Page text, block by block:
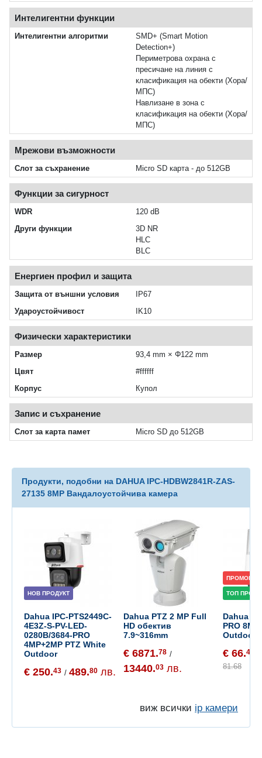
Интелигентни функции
Интелигентни алгоритми
SMD+ (Smart Motion
Detection+)
Периметрова охрана с
пресичане на линия с
класификация на обекти (Хора/
МПС)
Навлизане в зона с
класификация на обекти (Хора/
МПС)
Мрежови възможности
Слот за съхранение Micro SD карта - до 512GB
Функции за сигурност
WDR
120 dB
Други функции
3D NR
HLC
BLC
Енергиен профил и защита
Защита от външни условия
IP67
Удароустойчивост
IK10
Физически характеристики
Размер
93,4 mm × Φ122 mm
Цвят
#ffffff
Корпус
Купол
Запис и съхранение
Слот за карта памет Micro SD до 512GB
Продукти, подобни на DAHUA IPC-HDBW2841R-ZAS-
27135 8MP Вандалоустойчива камера
НОВ ПРОДУКТ
Dahua IPC-PTS2449C-
4E3Z-S-PV-LED-
0280B/3684-PRO
4MP+2MP PTZ White
Outdoor
€ 250.43 / 489.80 лв.
Dahua PTZ 2 MP Full
HD обектив
7.9~316mm
€ 6871.78 /
13440.03 лв.
ПРОМОЦИЯ
ТОП
Dahua
PRO
Outdoor
€ 66.47
81.68
виж всички ip камери